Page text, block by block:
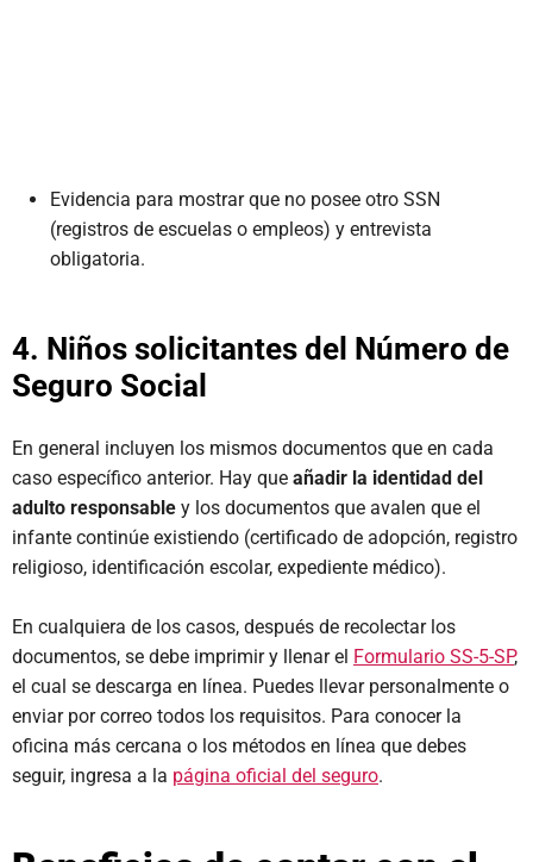
Evidencia para mostrar que no posee otro SSN
(registros de escuelas o empleos) y entrevista
obligatoria.
4. Niños solicitantes del Número de
Seguro Social
En general incluyen los mismos documentos que en cada
caso específico anterior. Hay que añadir la identidad del
adulto responsable y los documentos que avalen que el
infante continúe existiendo (certificado de adopción, registro
religioso, identificación escolar, expediente médico).
En cualquiera de los casos, después de recolectar los
documentos, se debe imprimir y llenar el Formulario SS-5-SP,
el cual se descarga en línea. Puedes llevar personalmente o
enviar por correo todos los requisitos. Para conocer la
oficina más cercana o los métodos en línea que debes
seguir, ingresa a la página oficial del seguro.